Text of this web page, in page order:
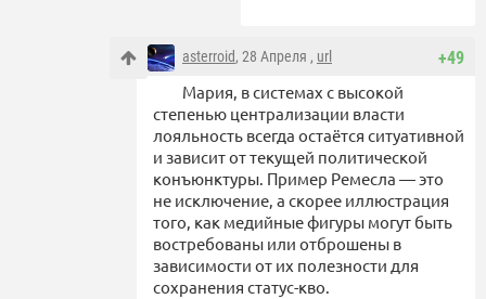
+49
asterroid, 28 Апреля , url
Мария, в системах с высокой
степенью централизации власти
лояльность всегда остаётся ситуативной
и зависит от текущей политической
конъюнктуры. Пример Ремесла — это
не исключение, а скорее иллюстрация
того, как медийные фигуры могут быть
востребованы или отброшены в
зависимости от их полезности для
сохранения статус-кво.